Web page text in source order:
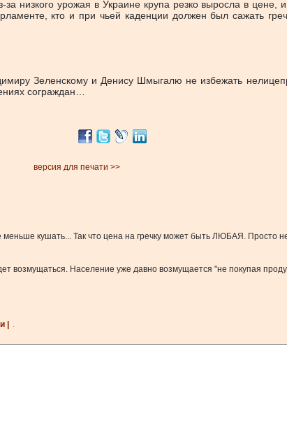
низкого урожая в Украине крупа резко выросла в цене,
кто и при чьей каденции должен был сажать
Зеленскому и Денису Шмыгалю не избежать
сограждан…
версия для печати >>
кушать... Так что цена на гречку может быть ЛЮБАЯ. Просто
возмущаться. Население уже давно возмущается "не покупая
| .